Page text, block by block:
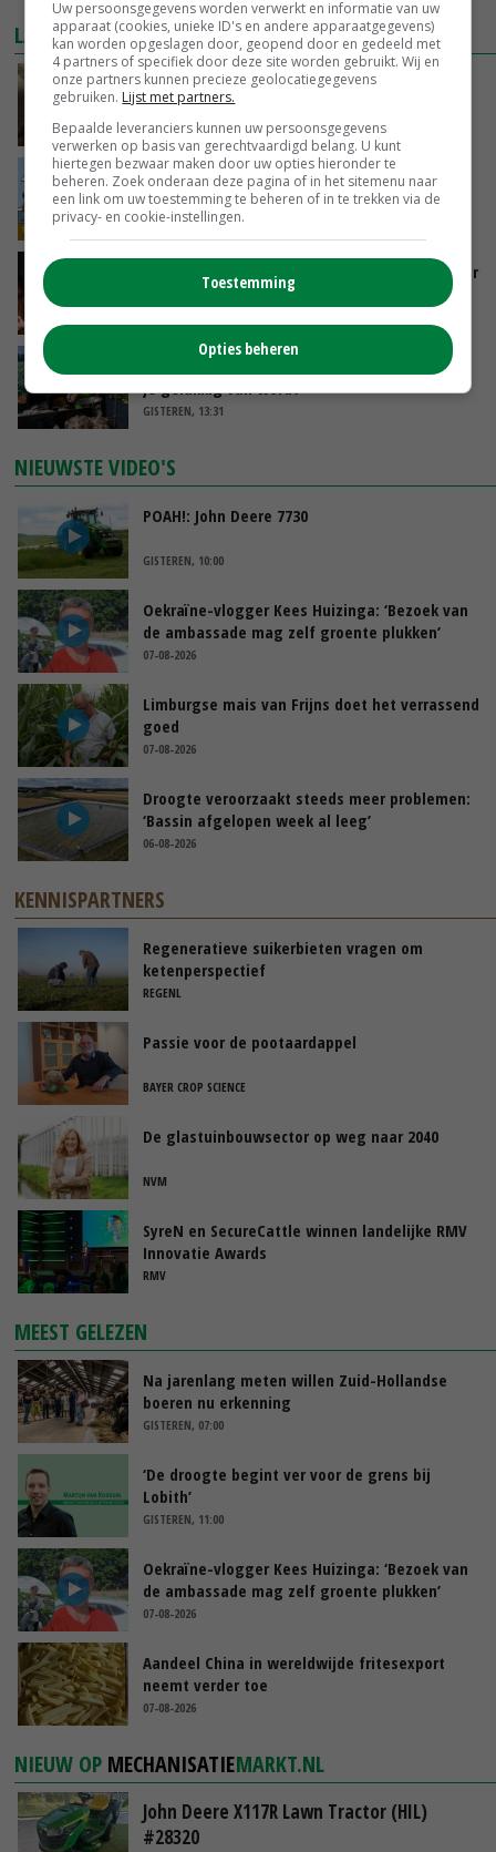
LAATSTE NIEUWS
‘Samenwerking A-ware en Amalthea gaat
zorgen voor meer balans’
GISTEREN, 16:01
Internationale vraag naar geitenzuivel blijft
groot: Nederland in Europese top
GISTEREN, 15:33
Vlaamse varkensstapel krimpt, pluimveesector
groeit door schaalvergroting
‘Cijfer jezelf niet weg en doe vooral ook waar
je gelukkig van wordt’
GISTEREN, 13:31
NIEUWSTE VIDEO'S
POAH!: John Deere 7730
GISTEREN, 10:00
Oekraïne-vlogger Kees Huizinga: ‘Bezoek van
de ambassade mag zelf groente plukken’
07-08-2026
Limburgse mais van Frijns doet het verrassend
goed
07-08-2026
Droogte veroorzaakt steeds meer problemen:
‘Bassin afgelopen week al leeg’
06-08-2026
KENNISPARTNERS
Regeneratieve suikerbieten vragen om
ketenperspectief
REGENL
Passie voor de pootaardappel
BAYER CROP SCIENCE
De glastuinbouwsector op weg naar 2040
NVM
SyreN en SecureCattle winnen landelijke RMV
Innovatie Awards
RMV
MEEST GELEZEN
Na jarenlang meten willen Zuid-Hollandse
boeren nu erkenning
GISTEREN, 07:00
‘De droogte begint ver voor de grens bij
Lobith’
GISTEREN, 11:00
Oekraïne-vlogger Kees Huizinga: ‘Bezoek van
de ambassade mag zelf groente plukken’
07-08-2026
Aandeel China in wereldwijde fritesexport
neemt verder toe
07-08-2026
NIEUW OP MECHANISATIEMARKT.NL
John Deere X117R Lawn Tractor (HIL)
#28320
Uw persoonsgegevens worden verwerkt en informatie van uw
apparaat (cookies, unieke ID's en andere apparaatgegevens)
kan worden opgeslagen door, geopend door en gedeeld met
4 partners of specifiek door deze site worden gebruikt. Wij en
onze partners kunnen precieze geolocatiegegevens
gebruiken. Lijst met partners.
Bepaalde leveranciers kunnen uw persoonsgegevens
verwerken op basis van gerechtvaardigd belang. U kunt
hiertegen bezwaar maken door uw opties hieronder te
beheren. Zoek onderaan deze pagina of in het sitemenu naar
een link om uw toestemming te beheren of in te trekken via de
privacy- en cookie-instellingen.
Toestemming
Opties beheren